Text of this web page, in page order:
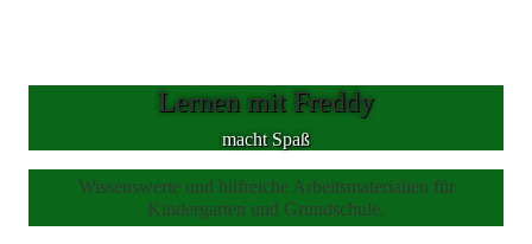
Lernen mit Freddy
macht Spaß
Wissenswerte und hilfreiche Arbeitsmaterialien für
Kindergarten und Grundschule.